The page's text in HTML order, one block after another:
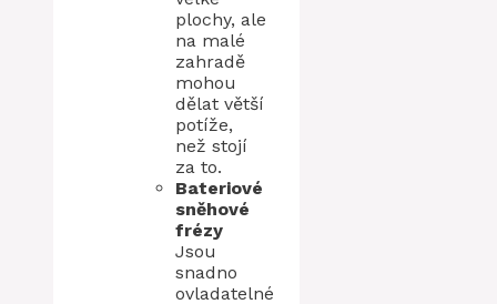
plochy, ale
na malé
zahradě
mohou
dělat větší
potíže,
než stojí
za to.
Bateriové
sněhové
frézy
Jsou
snadno
ovladatelné